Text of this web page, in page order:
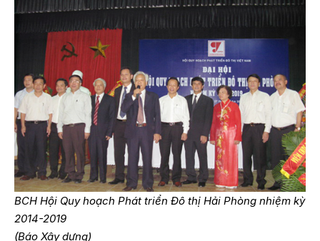
BCH Hội Quy hoạch Phát triển Đô thị Hải Phòng nhiệm kỳ
2014-2019
(Báo Xây dựng)